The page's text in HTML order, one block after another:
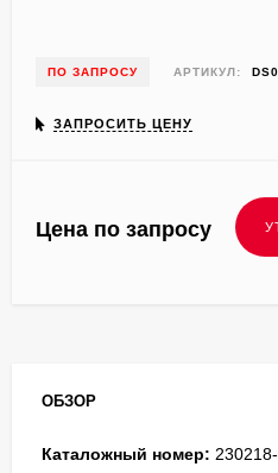
ПО ЗАПРОСУ АРТИКУЛ:
ЗАПРОСИТЬ ЦЕНУ
Цена по запросу
ОБЗОР
Каталожный номер: